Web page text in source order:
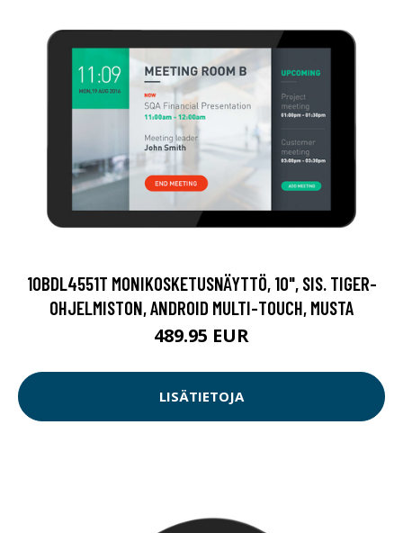
10BDL4551T MONIKOSKETUSNÄYTTÖ, 10", SIS. TIGER-
OHJELMISTON, ANDROID MULTI-TOUCH, MUSTA
489.95 EUR
LISÄTIETOJA